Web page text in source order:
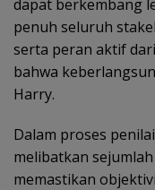
dapat berkembang
penuh seluruh
serta peran aktif
bahwa
Harry.
Dalam proses
melibatkan
memastikan